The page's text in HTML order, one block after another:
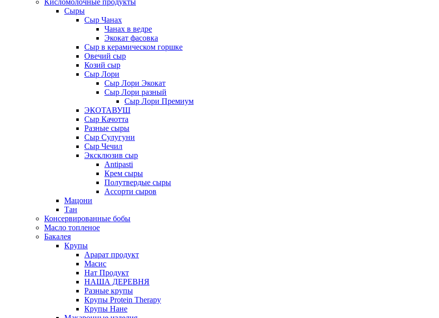
Кисломолочные продукты
Сыры
Сыр Чанах
Чанах в ведре
Экокат фасовка
Сыр в керамическом горшке
Овечий сыр
Козий сыр
Сыр Лори
Сыр Лори Экокат
Сыр Лори разный
Сыр Лори Премиум
ЭКОТАВУШ
Сыр Качотта
Разные сыры
Сыр Сулугуни
Сыр Чечил
Эксклюзив сыр
Antipasti
Крем сыры
Полутвердые сыры
Ассорти сыров
Мацони
Тан
Консервированные бобы
Масло топленое
Бакалея
Крупы
Арарат продукт
Масис
Нат Продукт
НАША ДЕРЕВНЯ
Разные крупы
Крупы Protein Therapy
Крупы Нане